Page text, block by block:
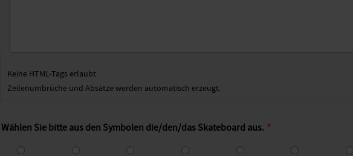
Keine HTML-Tags erlaubt.
Zeilenumbrüche und Absätze werden automatisch erzeugt.
Wählen Sie bitte aus den Symbolen die/den/das Skateboard aus.